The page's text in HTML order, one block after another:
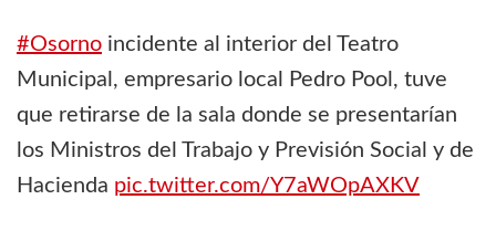
#Osorno incidente al interior del Teatro
Municipal, empresario local Pedro Pool, tuve
que retirarse de la sala donde se presentarían
los Ministros del Trabajo y Previsión Social y de
Hacienda pic.twitter.com/Y7aWOpAXKV